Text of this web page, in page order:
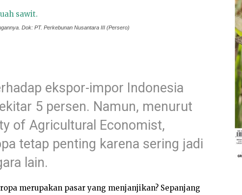
Dok: PT. Perkebunan Nusantara III (Persero)
ekspor-impor Indonesia
5 persen. Namun, menurut
of Agricultural Economist,
tetap penting karena sering jadi
lain.
merupakan pasar yang menjanjikan? Sepanjang